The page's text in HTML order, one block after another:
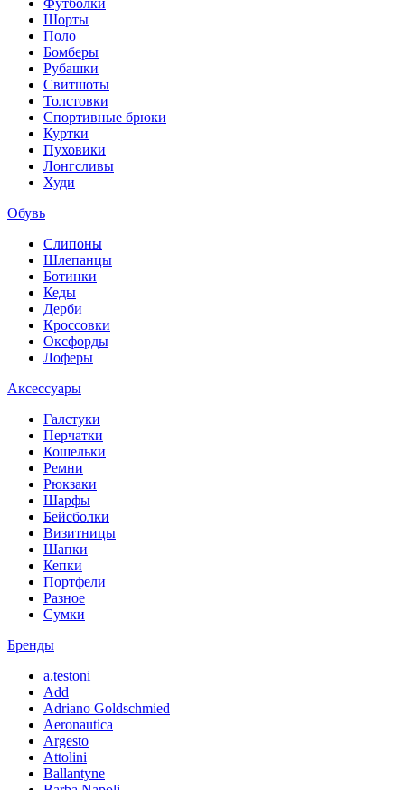
Футболки
Шорты
Поло
Бомберы
Рубашки
Свитшоты
Толстовки
Спортивные брюки
Куртки
Пуховики
Лонгсливы
Худи
Обувь
Слипоны
Шлепанцы
Ботинки
Кеды
Дерби
Кроссовки
Оксфорды
Лоферы
Аксессуары
Галстуки
Перчатки
Кошельки
Ремни
Рюкзаки
Шарфы
Бейсболки
Визитницы
Шапки
Кепки
Портфели
Разное
Сумки
Бренды
a.testoni
Add
Adriano Goldschmied
Aeronautica
Argesto
Attolini
Ballantyne